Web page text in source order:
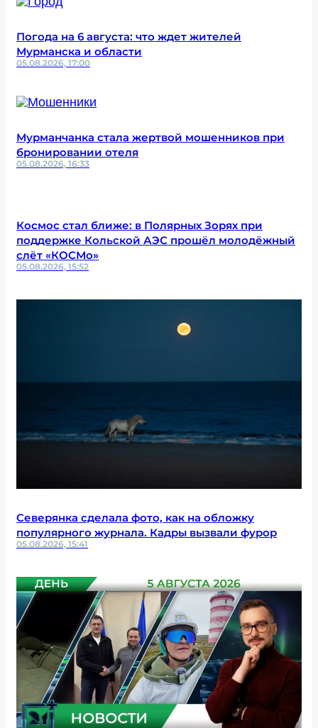
Погода на 6 августа: что ждет жителей
Мурманска и области
05.08.2026, 17:00
Мурманчанка стала жертвой мошенников при
бронировании отеля
05.08.2026, 16:33
Космос стал ближе: в Полярных Зорях при
поддержке Кольской АЭС прошёл молодёжный
слёт «КОСМо»
05.08.2026, 15:52
Северянка сделала фото, как на обложку
популярного журнала. Кадры вызвали фурор
05.08.2026, 15:41